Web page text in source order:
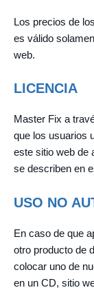
Los precios de
es válido
web.
LICENCIA
Master Fix a
que los usuarios
este sitio web de
se describen en
USO NO
En caso de que
otro producto de
colocar uno de
en un CD, sitio